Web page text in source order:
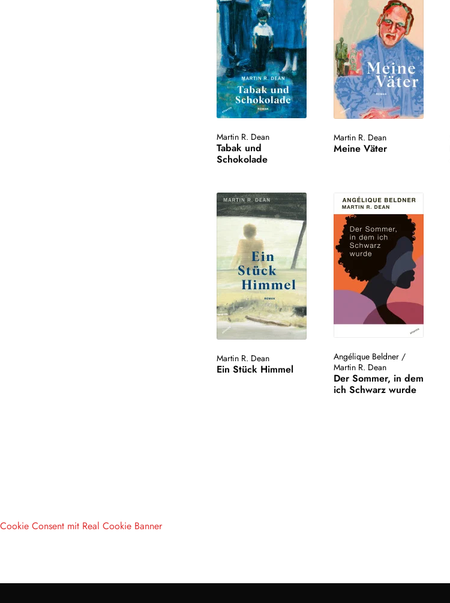
Martin R. Dean
Tabak und
Schokolade
Martin R. Dean
Meine Väter
Martin R. Dean
Ein Stück Himmel
Angélique Beldner /
Martin R. Dean
Der Sommer, in dem
ich Schwarz wurde
Cookie Consent mit Real Cookie Banner